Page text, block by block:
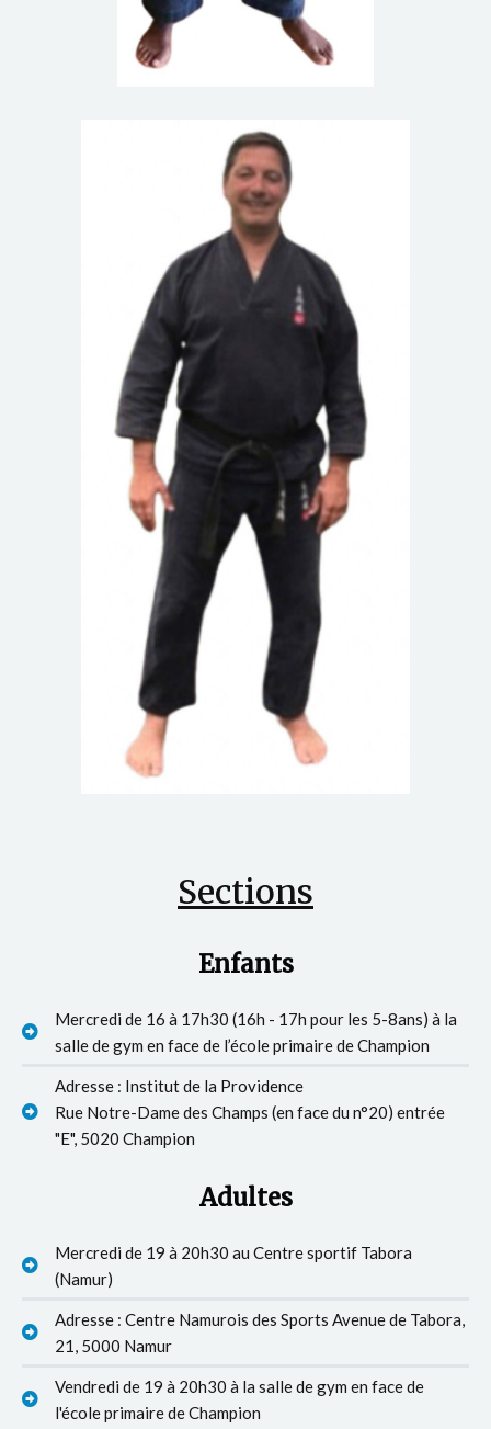
Sections
Enfants
Mercredi de 16 à 17h30 (16h - 17h pour les 5-8ans) à la
salle de gym en face de l’école primaire de Champion
Adresse : Institut de la Providence
Rue Notre-Dame des Champs (en face du n°20) entrée
"E", 5020 Champion
Adultes
Mercredi de 19 à 20h30 au Centre sportif Tabora
(Namur)
Adresse : Centre Namurois des Sports Avenue de Tabora,
21, 5000 Namur
Vendredi de 19 à 20h30 à la salle de gym en face de
l'école primaire de Champion